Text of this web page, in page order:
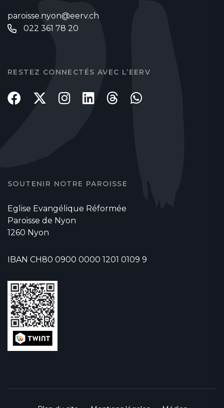
paroisse.nyon@eerv.ch
022 361 78 20
RESTEZ CONNECTÉS AVEC L’EERV
SOUTENIR NOTRE PAROISSE
Eglise Evangélique Réformée
Paroisse de Nyon
1260 Nyon
IBAN CH80 0900 0000 1201 0109 9